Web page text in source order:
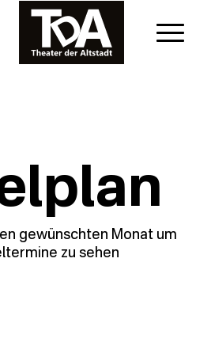
gewünschten Monat um
zu sehen